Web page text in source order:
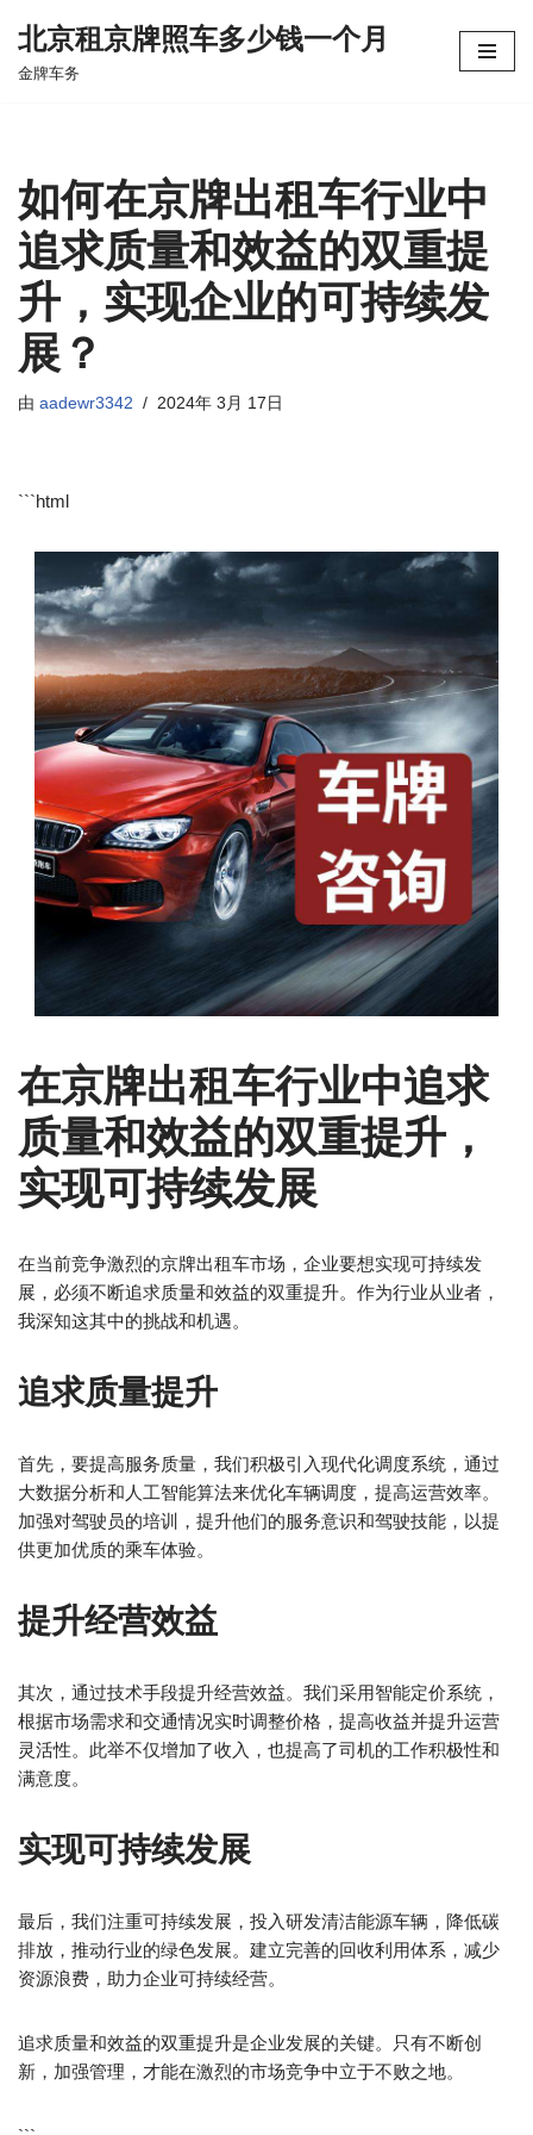
跳
北京租京牌照车多少钱一个月
金牌车务
如何在京牌出租车行业中
追求质量和效益的双重提
升，实现企业的可持续发
展？
由 aadewr3342 2024年 3月 17日
```html
在京牌出租车行业中追求
质量和效益的双重提升，
实现可持续发展
在当前竞争激烈的京牌出租车市场，企业要想实现可持续发
展，必须不断追求质量和效益的双重提升。作为行业从业者，
我深知这其中的挑战和机遇。
追求质量提升
首先，要提高服务质量，我们积极引入现代化调度系统，通过
大数据分析和人工智能算法来优化车辆调度，提高运营效率。
加强对驾驶员的培训，提升他们的服务意识和驾驶技能，以提
供更加优质的乘车体验。
提升经营效益
其次，通过技术手段提升经营效益。我们采用智能定价系统，
根据市场需求和交通情况实时调整价格，提高收益并提升运营
灵活性。此举不仅增加了收入，也提高了司机的工作积极性和
满意度。
实现可持续发展
最后，我们注重可持续发展，投入研发清洁能源车辆，降低碳
排放，推动行业的绿色发展。建立完善的回收利用体系，减少
资源浪费，助力企业可持续经营。
追求质量和效益的双重提升是企业发展的关键。只有不断创
新，加强管理，才能在激烈的市场竞争中立于不败之地。